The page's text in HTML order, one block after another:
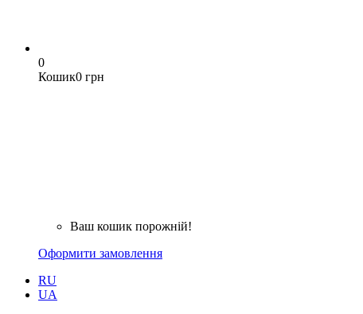
0
Кошик0 грн
Ваш кошик порожній!
Оформити замовлення
RU
UA